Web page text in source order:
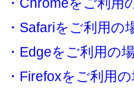
・Safariをご利用
・Edgeをご利用の
・Firefoxをご利用